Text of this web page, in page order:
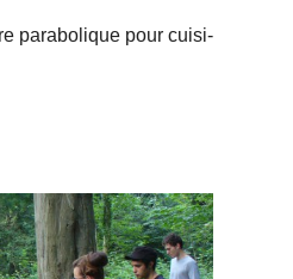
pa­ra­bo­lique pour cui­si­